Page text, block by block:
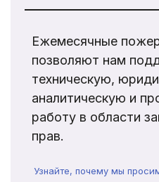
Ежемесячные
позволяют нам
техническую,
аналитическую и
работу в области
прав.
Узнайте, почему мы